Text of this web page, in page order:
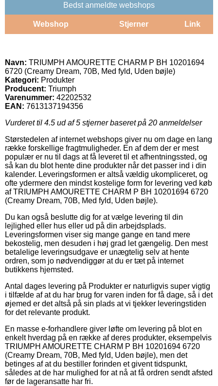
Bedst anmeldte webshops
Webshop Stjerner Link
Navn: TRIUMPH AMOURETTE CHARM P BH 10201694
6720 (Creamy Dream, 70B, Med fyld, Uden bøjle)
Kategori: Produkter
Producent: Triumph
Varenummer: 42202532
EAN: 7613137194356
Vurderet til 4.5 ud af 5 stjerner baseret på 20 anmeldelser
Størstedelen af internet webshops giver nu om dage en lang
række forskellige fragtmuligheder. En af dem der er mest
populær er nu til dags at få leveret til et afhentningssted, og
så kan du blot hente dine produkter når det passer ind i din
kalender. Leveringsformen er altså vældig ukompliceret, og
ofte ydermere den mindst kostelige form for levering ved køb
af TRIUMPH AMOURETTE CHARM P BH 10201694 6720
(Creamy Dream, 70B, Med fyld, Uden bøjle).
Du kan også beslutte dig for at vælge levering til din
lejlighed eller hus eller ud på din arbejdsplads.
Leveringsformen viser sig mange gange en tand mere
bekostelig, men desuden i høj grad let gængelig. Den mest
betalelige leveringsudgave er unægtelig selv at hente
ordren, som jo nødvendiggør at du er tæt på internet
butikkens hjemsted.
Antal dages levering på Produkter er naturligvis super vigtig
i tilfælde af at du har brug for varen inden for få dage, så i det
øjemed er det altså på sin plads at vi tjekker leveringstiden
for det relevante produkt.
En masse e-forhandlere giver løfte om levering på blot en
enkelt hverdag på en række af deres produkter, eksempelvis
TRIUMPH AMOURETTE CHARM P BH 10201694 6720
(Creamy Dream, 70B, Med fyld, Uden bøjle), men det
betinges af at du bestiller forinden et givent tidspunkt,
således at de har mulighed for at nå at få ordren sendt afsted
før de lageransatte har fri.